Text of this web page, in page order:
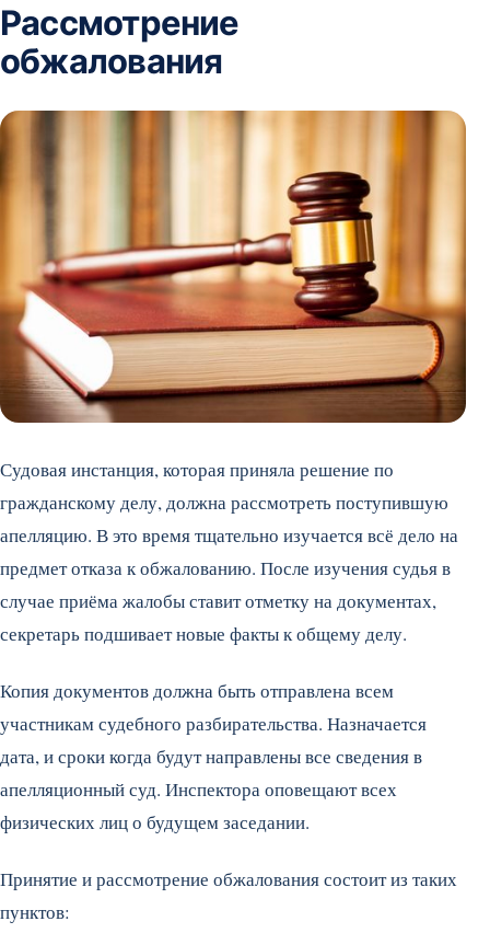
Рассмотрение
обжалования
Судовая инстанция, которая приняла решение по
гражданскому делу, должна рассмотреть поступившую
апелляцию. В это время тщательно изучается всё дело на
предмет отказа к обжалованию. После изучения судья в
случае приёма жалобы ставит отметку на документах,
секретарь подшивает новые факты к общему делу.
Копия документов должна быть отправлена всем
участникам судебного разбирательства. Назначается
дата, и сроки когда будут направлены все сведения в
апелляционный суд. Инспектора оповещают всех
физических лиц о будущем заседании.
Принятие и рассмотрение обжалования состоит из таких
пунктов: